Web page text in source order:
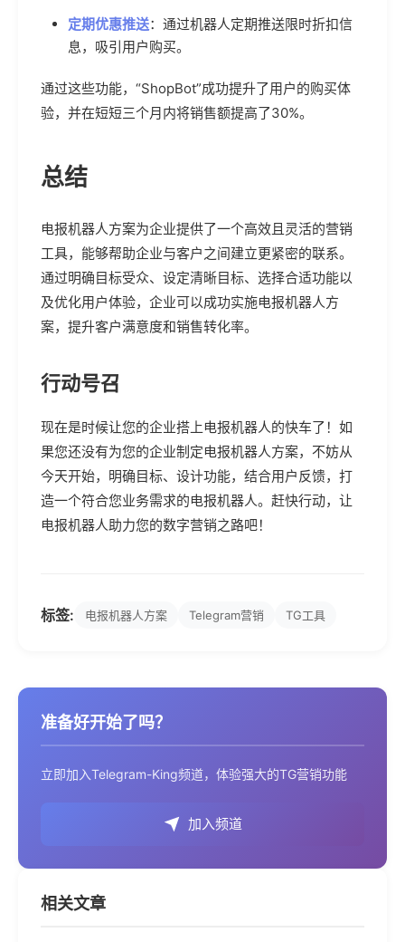
定期优惠推送：通过机器人定期推送限时折扣信
息，吸引用户购买。
通过这些功能，“ShopBot”成功提升了用户的购买体
验，并在短短三个月内将销售额提高了30%。
总结
电报机器人方案为企业提供了一个高效且灵活的营销
工具，能够帮助企业与客户之间建立更紧密的联系。
通过明确目标受众、设定清晰目标、选择合适功能以
及优化用户体验，企业可以成功实施电报机器人方
案，提升客户满意度和销售转化率。
行动号召
现在是时候让您的企业搭上电报机器人的快车了！如
果您还没有为您的企业制定电报机器人方案，不妨从
今天开始，明确目标、设计功能，结合用户反馈，打
造一个符合您业务需求的电报机器人。赶快行动，让
电报机器人助力您的数字营销之路吧！
标签: 电报机器人方案 Telegram营销 TG工具
准备好开始了吗？
立即加入Telegram-King频道，体验强大的TG营销功能
加入频道
相关文章